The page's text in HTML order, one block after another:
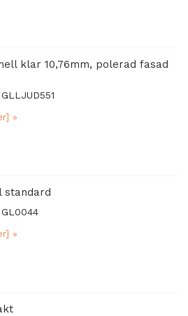
klar 10,76mm, polerad fasad
GLLJUD551
»
standard
GL0044
»